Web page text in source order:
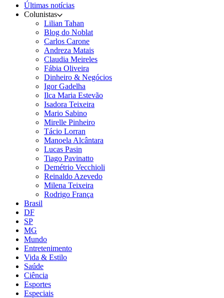
Últimas notícias
Colunistas
Lilian Tahan
Blog do Noblat
Carlos Carone
Andreza Matais
Claudia Meireles
Fábia Oliveira
Dinheiro & Negócios
Igor Gadelha
Ilca Maria Estevão
Isadora Teixeira
Mario Sabino
Mirelle Pinheiro
Tácio Lorran
Manoela Alcântara
Lucas Pasin
Tiago Pavinatto
Demétrio Vecchioli
Reinaldo Azevedo
Milena Teixeira
Rodrigo França
Brasil
DF
SP
MG
Mundo
Entretenimento
Vida & Estilo
Saúde
Ciência
Esportes
Especiais